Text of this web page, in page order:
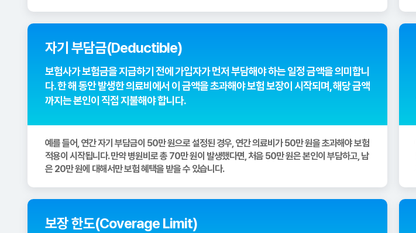
자기 부담금(Deductible)
보험사가 보험금을 지급하기 전에 가입자가 먼저 부담해야 하는 일정 금액을 의미합니
다. 한 해 동안 발생한 의료비에서 이 금액을 초과해야 보험 보장이 시작되며, 해당 금액
까지는 본인이 직접 지불해야 합니다.
예를 들어, 연간 자기 부담금이 50만 원으로 설정된 경우, 연간 의료비가 50만 원을 초과해야 보험
적용이 시작됩니다. 만약 병원비로 총 70만 원이 발생했다면, 처음 50만 원은 본인이 부담하고, 남
은 20만 원에 대해서만 보험 혜택을 받을 수 있습니다.
보장 한도(Coverage Limit)